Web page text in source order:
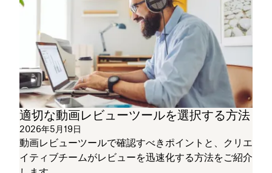
適切な動画レビューツールを選択する方法
2026年5月19日
動画レビューツールで確認すべきポイントと、クリエ
イティブチームがレビューを迅速化する方法をご紹介